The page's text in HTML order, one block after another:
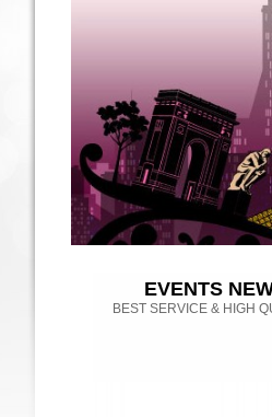
EVENTS
BEST SERVICE & HIGH